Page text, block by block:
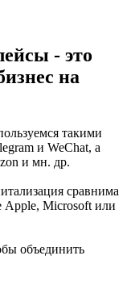
- это
на
такими
и WeChat, а
и мн. др.
сравнима
Microsoft или
объединить